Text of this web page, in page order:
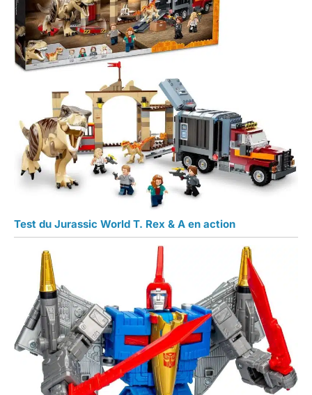
Test du Jurassic World T. Rex & A en action